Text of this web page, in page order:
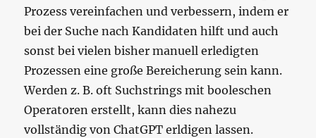
Prozess vereinfachen und verbessern, indem er
bei der Suche nach Kandidaten hilft und auch
sonst bei vielen bisher manuell erledigten
Prozessen eine große Bereicherung sein kann.
Werden z. B. oft Suchstrings mit booleschen
Operatoren erstellt, kann dies nahezu
vollständig von ChatGPT erldigen lassen.